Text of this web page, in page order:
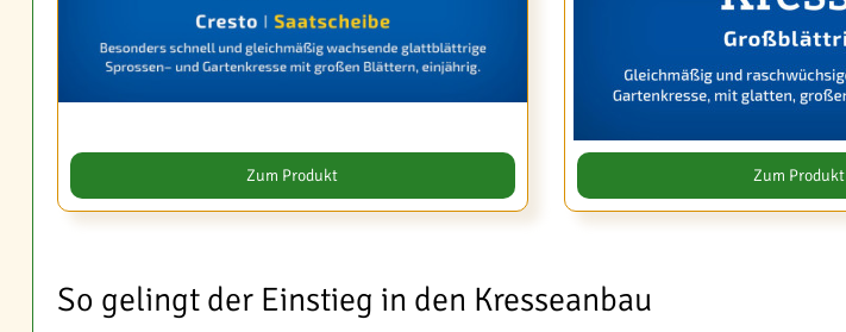
Zum Produkt Zum Produkt
So gelingt der Einstieg in den Kresseanbau